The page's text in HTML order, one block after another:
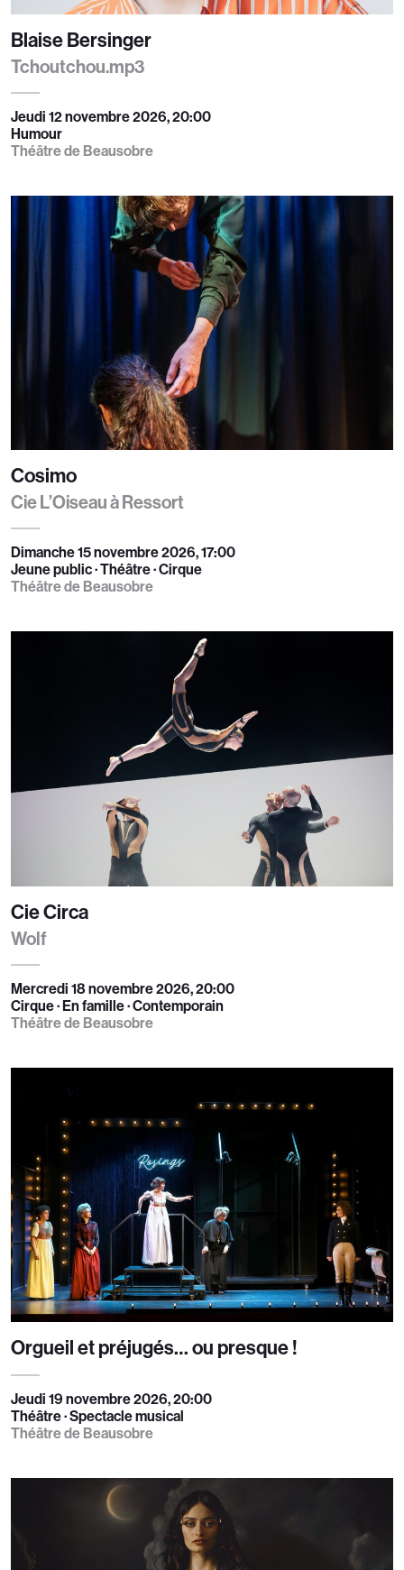
Blaise Bersinger
Tchoutchou.mp3
Jeudi 12 novembre 2026, 20:00
Humour
Théâtre de Beausobre
Cosimo
Cie L’Oiseau à Ressort
Dimanche 15 novembre 2026, 17:00
Jeune public · Théâtre · Cirque
Théâtre de Beausobre
Cie Circa
Wolf
Mercredi 18 novembre 2026, 20:00
Cirque · En famille · Contemporain
Théâtre de Beausobre
Orgueil et préjugés… ou presque !
Jeudi 19 novembre 2026, 20:00
Théâtre · Spectacle musical
Théâtre de Beausobre